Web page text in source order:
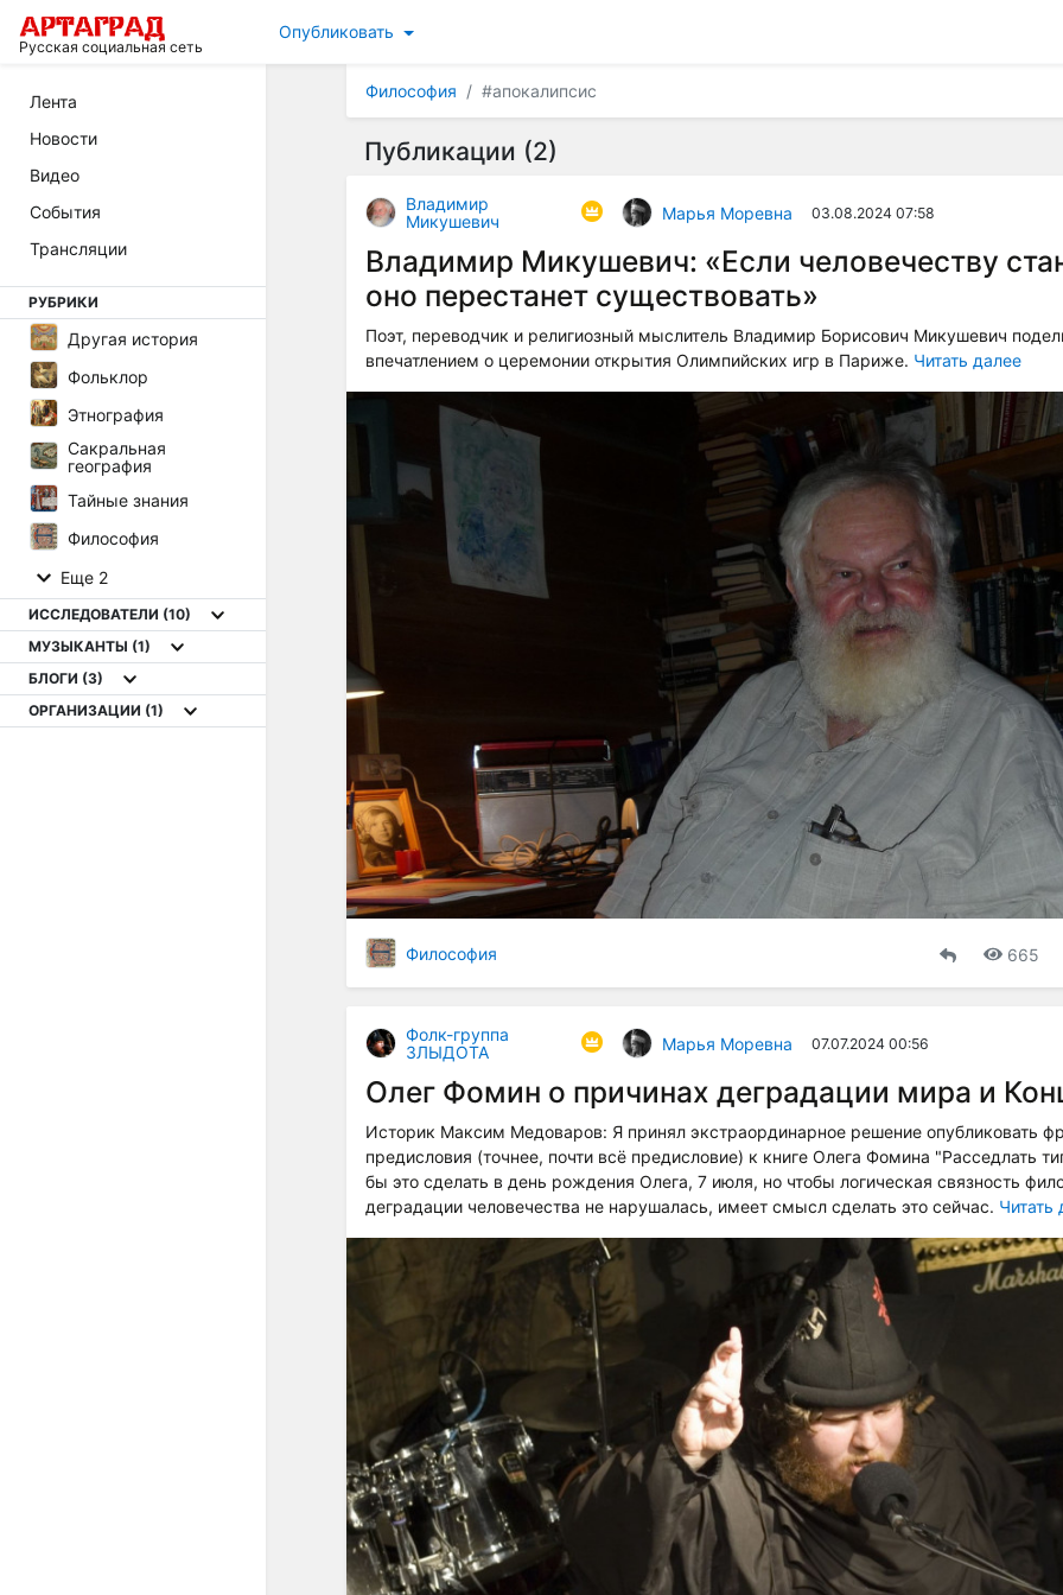
Русская социальная сеть
Опубликовать
Лента
Новости
Видео
События
Трансляции
РУБРИКИ
Другая история
Фольклор
Этнография
Сакральная
география
Тайные знания
Философия
Еще 2
ИССЛЕДОВАТЕЛИ (10)
МУЗЫКАНТЫ (1)
БЛОГИ (3)
ОРГАНИЗАЦИИ (1)
Философия #апокалипсис
Публикации (2)
Владимир
Микушевич
Марья Моревна 03.08.2024 07:58
Владимир Микушевич: «Если человечеству
оно перестанет существовать»
Поэт, переводчик и религиозный мыслитель Владимир Борисович Микушевич
впечатлением о церемонии открытия Олимпийских игр в Париже. Читать далее
Философия 665
Фолк-группа
ЗЛЫДОТА
Марья Моревна 07.07.2024 00:56
Олег Фомин о причинах деградации мира и
Историк Максим Медоваров: Я принял экстраординарное решение опубликовать
предисловия (точнее, почти всё предисловие) к книге Олега Фомина "Расседлать
бы это сделать в день рождения Олега, 7 июля, но чтобы логическая связность
деградации человечества не нарушалась, имеет смысл сделать это сейчас. Читать